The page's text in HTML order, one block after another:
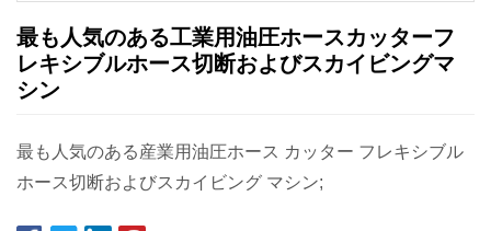
最も人気のある工業用油圧ホースカッターフ
レキシブルホース切断およびスカイビングマ
シン
最も人気のある産業用油圧ホース カッター フレキシブル
ホース切断およびスカイビング マシン;